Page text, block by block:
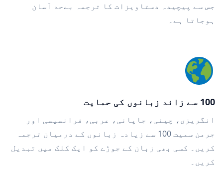
جس سے پیچیدہ دستاویزات کا ترجمہ بےحد آسان
ہوجاتا ہے۔
100 سے زائد زبانوں کی حمایت
انگریزی، چینی، جاپانی، عربی، فرانسیسی اور
جرمن سمیت 100 سے زیادہ زبانوں کے درمیان ترجمہ
کریں۔ کسی بھی زبان کے جوڑے کو ایک کلک میں تبدیل
کریں۔